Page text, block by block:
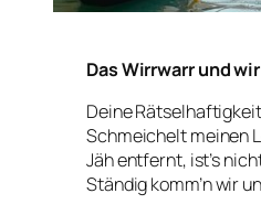
Das Wirrwarr und wir
Deine Rätselhaftigkeit
Schmeichelt meinen
Jäh entfernt, ist’s
Ständig komm’n wir